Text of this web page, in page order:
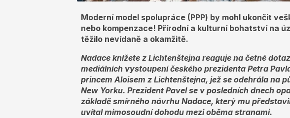
Moderní model spolupráce (PPP) by mohl ukončit
nebo kompenzace! Přírodní a kulturní bohatství na
těžilo nevídaně a okamžitě.
Nadace knížete z Lichtenštejna reaguje na četné
mediálních vystoupení českého prezidenta Petra
princem Aloisem z Lichtenštejna, jež se odehrála na
New Yorku. Prezident Pavel se v posledních dnech
základě smírného návrhu Nadace, který mu
uvítal mimosoudní dohodu mezi oběma stranami.